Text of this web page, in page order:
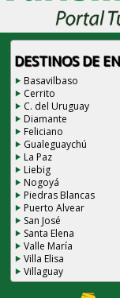
DESTINOS DE
Basavilbaso
Cerrito
C. del Uruguay
Diamante
Feliciano
Gualeguaychú
La Paz
Liebig
Nogoyá
Piedras Blancas
Puerto Alvear
San José
Santa Elena
Valle María
Villa Elisa
Villaguay